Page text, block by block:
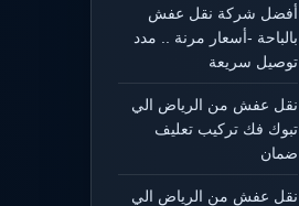
أفضل شركة نقل عفش
بالباحة -أسعار مرنة .. مدد
توصيل سريعة
نقل عفش من الرياض الي
تبوك فك تركيب تعليف
ضمان
نقل عفش من الرياض الي